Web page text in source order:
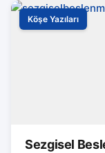
Köşe Yazıları
Sezgisel